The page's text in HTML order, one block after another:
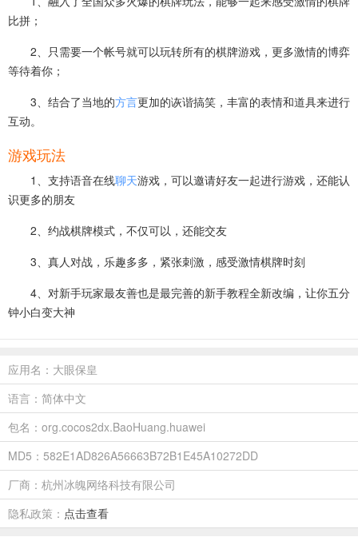
比拼；
2、只需要一个帐号就可以玩转所有的棋牌游戏，更多激情的博弈
等待着你；
3、结合了当地的方言更加的诙谐搞笑，丰富的表情和道具来进行
互动。
游戏玩法
1、支持语音在线聊天游戏，可以邀请好友一起进行游戏，还能认
识更多的朋友
2、约战棋牌模式，不仅可以，还能交友
3、真人对战，乐趣多多，紧张刺激，感受激情棋牌时刻
4、对新手玩家最友善也是最完善的新手教程全新改编，让你五分
钟小白变大神
应用名：大眼保皇
语言：简体中文
包名：org.cocos2dx.BaoHuang.huawei
MD5：582E1AD826A56663B72B1E45A10272DD
厂商：杭州冰魄网络科技有限公司
隐私政策： 点击查看